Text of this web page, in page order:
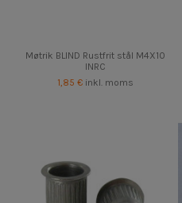
Møtrik BLIND Rustfrit stål M4X10
INRC
1,85 € inkl. moms